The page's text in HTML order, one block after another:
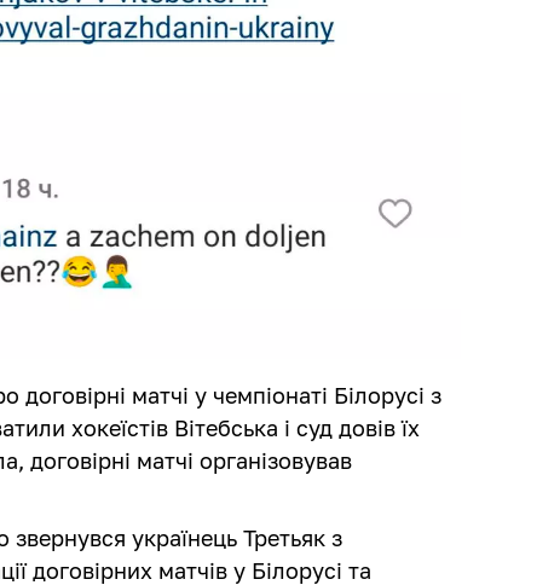
матчі у чемпіонаті Білорусі з
хокеїстів Вітебська і суд довів їх
матчі організовував
українець Третьяк з
договірних матчів у Білорусі та